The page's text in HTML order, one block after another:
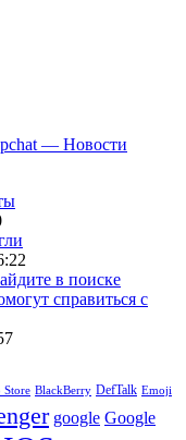
— Новости
в поиске
справиться с
Store BlackBerry DefTalk Emoji
google Google